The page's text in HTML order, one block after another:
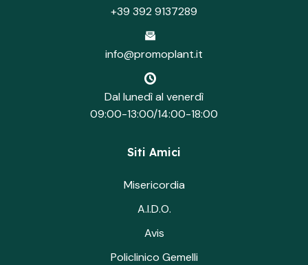
+39 392 9137289
info@promoplant.it
Dal lunedì al venerdì
09:00-13:00/14:00-18:00
Siti Amici
Misericordia
A.I.D.O.
Avis
Policlinico Gemelli